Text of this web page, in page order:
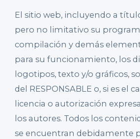
El sitio web, incluyendo a
pero no limitativo su
compilación y demás
para su funcionamiento, los
logotipos, texto y/o gráficos,
del RESPONSABLE o, si es el
licencia o autorización
los autores. Todos los
se encuentran debidamente